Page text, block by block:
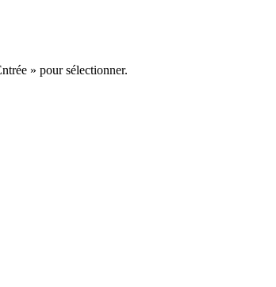
» pour sélectionner.